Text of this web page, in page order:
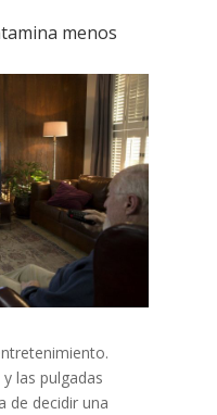
menos
las pulgadas
de decidir una